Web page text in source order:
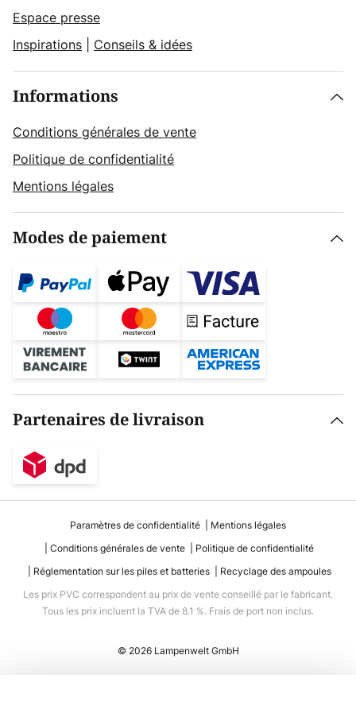
Espace presse
Inspirations
Conseils & idées
Informations
Conditions générales de vente
Politique de confidentialité
Mentions légales
Modes de paiement
Partenaires de livraison
Paramètres de confidentialité
Mentions légales
Conditions générales de vente
Politique de confidentialité
Réglementation sur les piles et batteries
Recyclage des ampoules
Les prix PVC correspondent au prix de vente conseillé par le fabricant.
Tous les prix incluent la TVA de 8.1 %. Frais de port non inclus.
© 2026 Lampenwelt GmbH